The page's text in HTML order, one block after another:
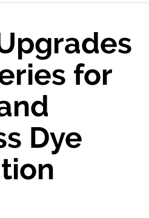
for
Dye